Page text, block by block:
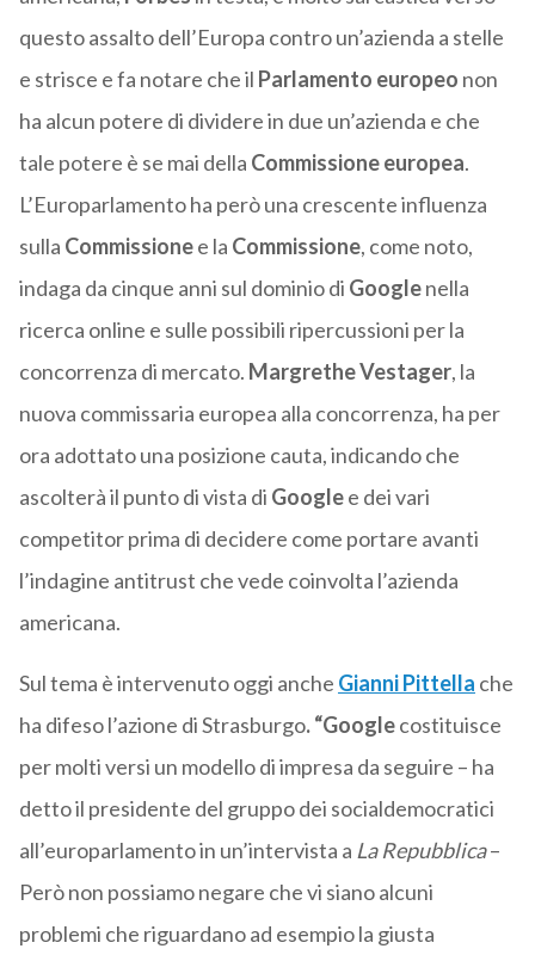
questo assalto dell’Europa contro un’azienda a stelle
e strisce e fa notare che il Parlamento europeo non
ha alcun potere di dividere in due un’azienda e che
tale potere è se mai della Commissione europea.
L’Europarlamento ha però una crescente influenza
sulla Commissionee la Commissione, come noto,
indaga da cinque anni sul dominio di Googlenella
ricerca online e sulle possibili ripercussioni per la
concorrenza di mercato. Margrethe Vestager, la
nuova commissaria europea alla concorrenza, ha per
ora adottato una posizione cauta, indicando che
ascolterà il punto di vista di Googlee dei vari
competitor prima di decidere come portare avanti
l’indagine antitrust che vede coinvolta l’azienda
americana.
Sul tema è intervenuto oggi anche Gianni Pittella che
ha difeso l’azione di Strasburgo. “Googlecostituisce
per molti versi un modello di impresa da seguire – ha
detto il presidente del gruppo dei socialdemocratici
all’europarlamento in un’intervista a La Repubblica–
Però non possiamo negare che vi siano alcuni
problemi che riguardano ad esempio la giusta